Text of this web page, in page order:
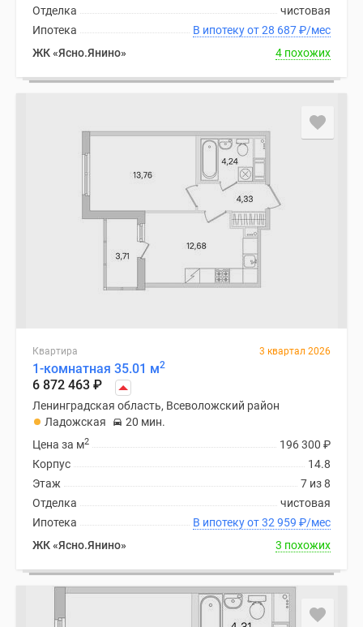
чистовая
Отделка
В ипотеку от 28 687₽/мес
Ипотека
ЖК «Ясно.Янино»
4 похожих
Квартира 3 квартал 2026
1-комнатная 35.01 м2
6 872 463 ₽
Ленинградская область, Всеволожский район
Ладожская
20 мин.
196 300 ₽
Цена за м2
14.8
Корпус
7 из 8
Этаж
чистовая
Отделка
В ипотеку от 32 959 ₽/мес
Ипотека
ЖК «Ясно.Янино»
3 похожих